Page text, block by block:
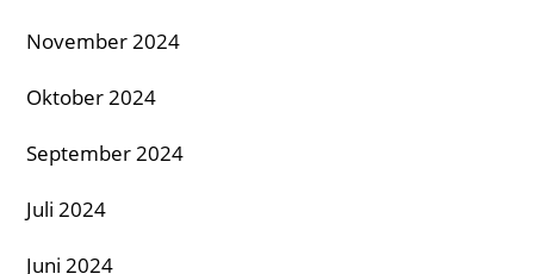
November 2024
Oktober 2024
September 2024
Juli 2024
Juni 2024